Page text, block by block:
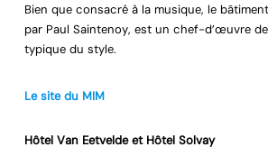
Bien que consacré à la musique, le
par Paul Saintenoy, est un chef-d’œuvre
typique du style.
Le site du MIM
Hôtel Van Eetvelde et Hôtel Solvay